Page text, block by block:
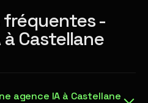
-
Castellane
agence IA à Castellane